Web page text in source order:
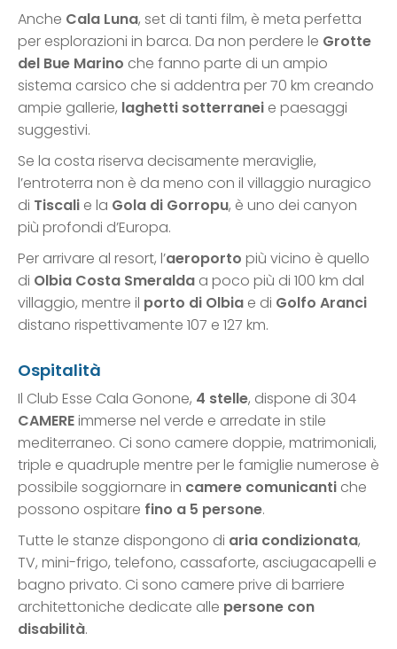
Anche Cala Luna, set di tanti film, è meta perfetta
per esplorazioni in barca. Da non perdere le Grotte
del Bue Marino che fanno parte di un ampio
sistema carsico che si addentra per 70 km creando
ampie gallerie, laghetti sotterranei e paesaggi
suggestivi.
Se la costa riserva decisamente meraviglie,
l’entroterra non è da meno con il villaggio nuragico
di Tiscali e la Gola di Gorropu, è uno dei canyon
più profondi d’Europa.
Per arrivare al resort, l’aeroporto più vicino è quello
di Olbia Costa Smeralda a poco più di 100 km dal
villaggio, mentre il porto di Olbia e di Golfo Aranci
distano rispettivamente 107 e 127 km.
Ospitalità
Il Club Esse Cala Gonone, 4 stelle, dispone di 304
CAMEREimmerse nel verde e arredate in stile
mediterraneo. Ci sono camere doppie, matrimoniali,
triple e quadruple mentre per le famiglie numerose è
possibile soggiornare in camere comunicanti che
possono ospitare fino a 5 persone.
Tutte le stanze dispongono di aria condizionata,
TV, mini-frigo, telefono, cassaforte, asciugacapelli e
bagno privato. Ci sono camere prive di barriere
architettoniche dedicate alle persone con
disabilità.